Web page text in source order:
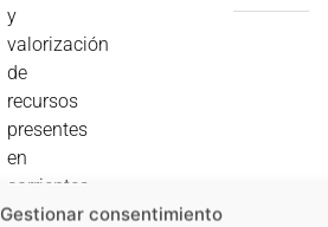
Gestionar consentimiento
y
valorización
de
recursos
presentes
en
corrientes
residuales.